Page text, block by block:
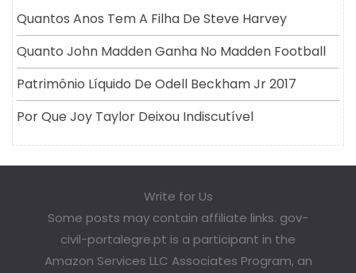
Quantos Anos Tem A Filha De Steve Harvey
Quanto John Madden Ganha No Madden Football
Patrimônio Líquido De Odell Beckham Jr 2017
Por Que Joy Taylor Deixou Indiscutível
Write for Us
Some posts may contain affiliate links. gov-
civil-portalegre.pt is a participant in the
Amazon Services LLC Associates Program, an